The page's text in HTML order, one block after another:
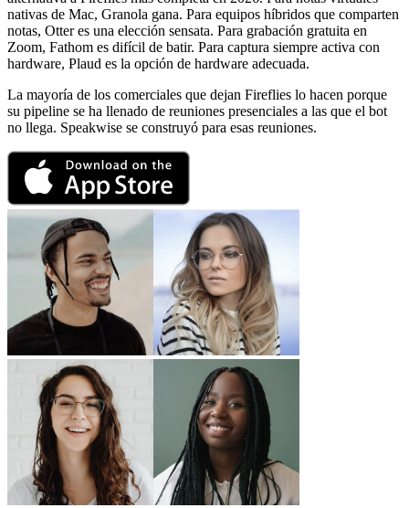
nativas de Mac, Granola gana. Para equipos híbridos que comparten
notas, Otter es una elección sensata. Para grabación gratuita en
Zoom, Fathom es difícil de batir. Para captura siempre activa con
hardware, Plaud es la opción de hardware adecuada.
La mayoría de los comerciales que dejan Fireflies lo hacen porque
su pipeline se ha llenado de reuniones presenciales a las que el bot
no llega. Speakwise se construyó para esas reuniones.